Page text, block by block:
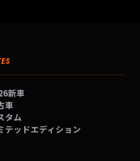
新車
車
タム
テッドエディション